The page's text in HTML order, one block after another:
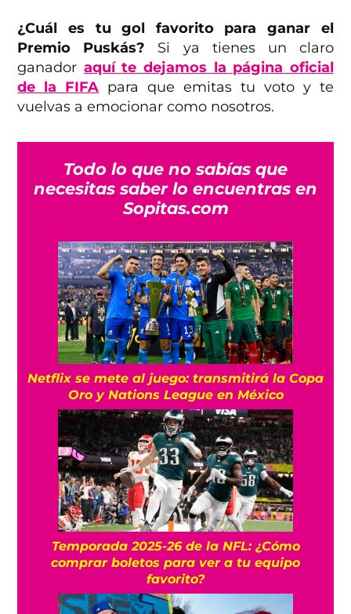
¿Cuál es tu gol favorito para ganar el
Premio Puskás? Si ya tienes un claro
ganador aquí te dejamos la página oficial
de la FIFA para que emitas tu voto y te
vuelvas a emocionar como nosotros.
Todo lo que no sabías que
necesitas saber lo encuentras en
Sopitas.com
Netflix se mete al juego: transmitirá la Copa
Oro y Nations League en México
Temporada 2025-26 de la NFL: ¿Cómo
comprar boletos para ver a tu equipo
favorito?